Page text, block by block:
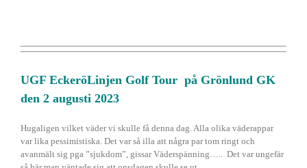
UGF EckeröLinjen Golf Tour på Grönlund GK
den 2 augusti 2023
Hugaligen vilket väder vi skulle få denna dag. Alla olika väderappar
var lika pessimistiska. Det var så illa att några par tom ringt och
avanmält sig pga ”sjukdom”, gissar Väderspänning….. Det var ungefär